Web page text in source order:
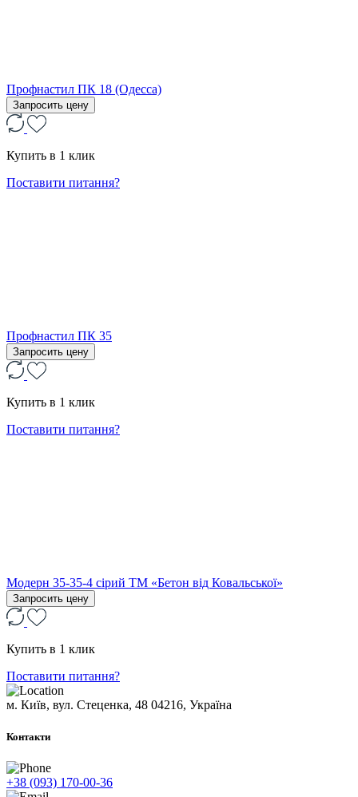
Профнастил ПК 18 (Одесса)
Запросить цену
Купить в 1 клик
Поставити питання?
Профнастил ПК 35
Запросить цену
Купить в 1 клик
Поставити питання?
Модерн 35-35-4 сірий ТМ «Бетон від Ковальської»
Запросить цену
Купить в 1 клик
Поставити питання?
м. Київ, вул. Стеценка, 48 04216, Україна
Контакти
+38 (093) 170-00-36